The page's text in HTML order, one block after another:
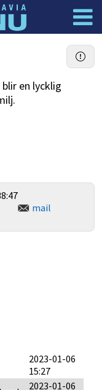
Logga in
en lycklig
mail
2023-01-06
15:27
2023-01-06